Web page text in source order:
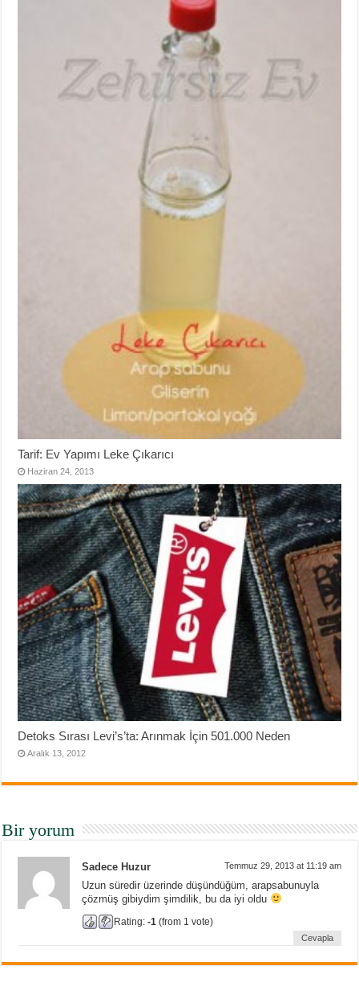
Tarif: Ev Yapımı Leke Çıkarıcı
Haziran 24, 2013
Detoks Sırası Levi’s’ta: Arınmak İçin 501.000 Neden
Aralık 13, 2012
Bir yorum
Sadece Huzur Temmuz 29, 2013 at 11:19 am
Uzun süredir üzerinde düşündüğüm, arapsabunuyla
çözmüş gibiydim şimdilik, bu da iyi oldu
Rating:-1 (from 1 vote)
Cevapla